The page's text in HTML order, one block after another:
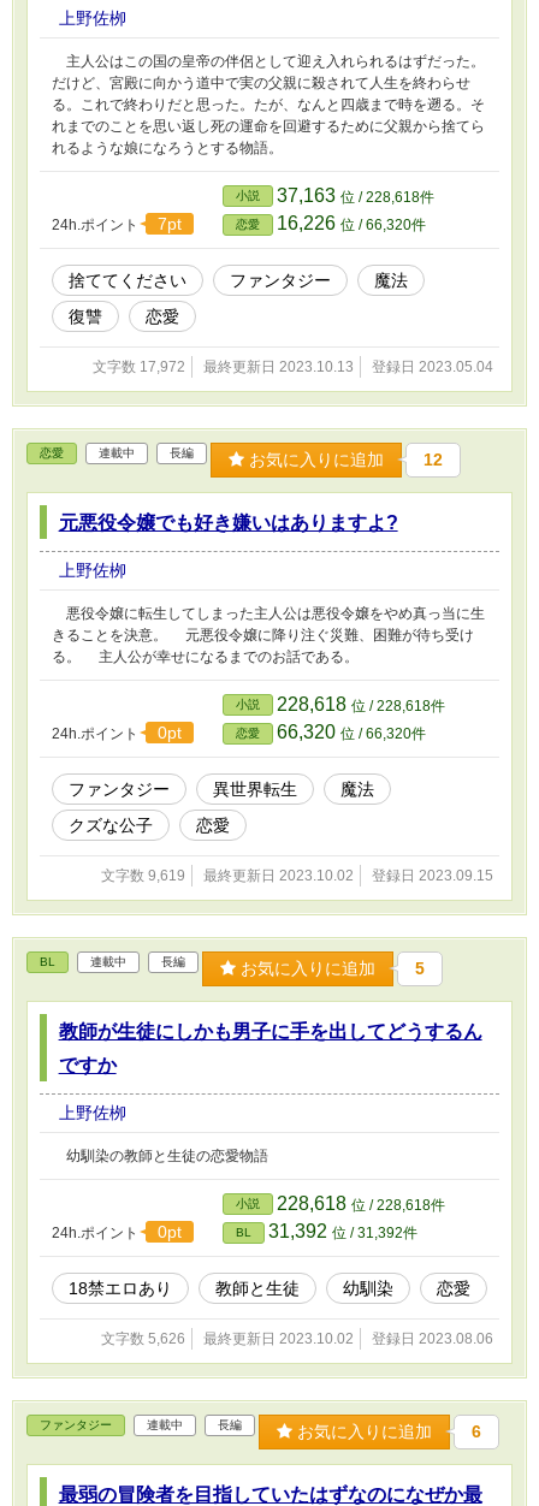
上野佐栁
主人公はこの国の皇帝の伴侶として迎え入れられるはずだった。
だけど、宮殿に向かう道中で実の父親に殺されて人生を終わらせ
る。これで終わりだと思った。たが、なんと四歳まで時を遡る。そ
れまでのことを思い返し死の運命を回避するために父親から捨てら
れるような娘になろうとする物語。
24h.ポイント 7pt
小説 37,163 位 / 228,618件
恋愛 16,226 位 / 66,320件
捨ててください ファンタジー
魔法
復讐
恋愛
文字数 17,972 最終更新日 2023.10.13 登録日 2023.05.04
恋愛 連載中 長編 お気に入りに追加 12
元悪役令嬢でも好き嫌いはありますよ?
上野佐栁
悪役令嬢に転生してしまった主人公は悪役令嬢をやめ真っ当に生
きることを決意。 元悪役令嬢に降り注ぐ災難、困難が待ち受け
る。 主人公が幸せになるまでのお話である。
24h.ポイント 0pt
小説 228,618 位 / 228,618件
恋愛 66,320 位 / 66,320件
ファンタジー 異世界転生
魔法
クズな公子
恋愛
文字数 9,619 最終更新日 2023.10.02 登録日 2023.09.15
BL 連載中 長編 お気に入りに追加 5
教師が生徒にしかも男子に手を出してどうするん
ですか
上野佐栁
幼馴染の教師と生徒の恋愛物語
24h.ポイント 0pt
小説 228,618 位 / 228,618件
BL 31,392 位 / 31,392件
18禁エロあり 教師と生徒 幼馴染 恋愛
文字数 5,626 最終更新日 2023.10.02 登録日 2023.08.06
ファンタジー 連載中 長編 お気に入りに追加 6
最弱の冒険者を目指していたはずなのになぜか最